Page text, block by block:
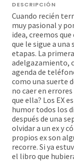
DESCRIPCIÓN
Cuando recién
muy pasional y
idea, creemos
que le sigue a una
etapas. La
adelgazamiento,
agenda de
como una suerte
no caer en
que ella? Los EX
humor todos los
después de una
olvidar a un ex y
propios ex son
recorre. Si ya
el libro que